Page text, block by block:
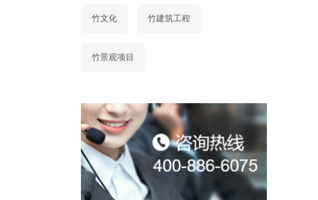
竹文化 竹建筑工程
竹景观项目